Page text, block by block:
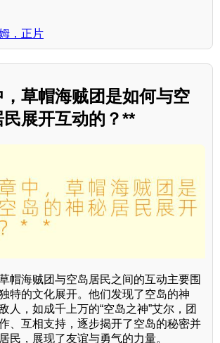
，正片
草帽海贼团是如何与空
展开互动的？**
帽海贼团与空岛居民之间的互动主要围
特的文化展开。他们发现了空岛的神
人，如成千上万的“空岛之神”艾尔，团
、互相支持，逐步揭开了空岛的秘密并
民，展现了友谊与勇气的力量。